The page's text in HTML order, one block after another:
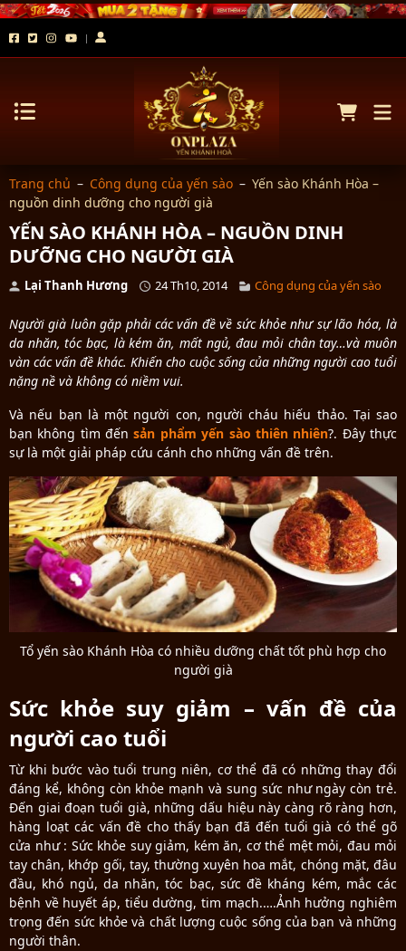
Trang chủ – Công dụng của yến sào – Yến sào Khánh Hòa –
nguồn dinh dưỡng cho người già
YẾN SÀO KHÁNH HÒA – NGUỒN DINH
DƯỠNG CHO NGƯỜI GIÀ
Lại Thanh Hương 24 Th10, 2014 Công dụng của yến sào
Người già luôn gặp phải các vấn đề về sức khỏe như sự lão hóa, là
da nhăn, tóc bạc, là kém ăn, mất ngủ, đau mỏi chân tay…và muôn
vàn các vấn đề khác. Khiến cho cuộc sống của những người cao tuổi
nặng nề và không có niềm vui.
Và nếu bạn là một người con, người cháu hiếu thảo. Tại sao
bạn không tìm đếnsản phẩm yến sào thiên nhiên?. Đây thực
sự là một giải pháp cứu cánh cho những vấn đề trên.
Tổ yến sào Khánh Hòa có nhiều dưỡng chất tốt phù hợp cho
người già
Sức khỏe suy giảm – vấn đề của
người cao tuổi
Từ khi bước vào tuổi trung niên, cơ thể đã có những thay đổi
đáng kể, không còn khỏe mạnh và sung sức như ngày còn trẻ.
Đến giai đoạn tuổi già, những dấu hiệu này càng rõ ràng hơn,
hàng loạt các vấn đề cho thấy bạn đã đến tuổi già có thể gõ
cửa như : Sức khỏe suy giảm, kém ăn, cơ thể mệt mỏi, đau mỏi
tay chân, khớp gối, tay, thường xuyên hoa mắt, chóng mặt, đâu
đầu, khó ngủ, da nhăn, tóc bạc, sức đề kháng kém, mắc các
bệnh về huyết áp, tiểu dường, tim mạch.….Ảnh hưởng nghiêm
trọng đến sức khỏe và chất lượng cuộc sống của bạn và những
người thân.